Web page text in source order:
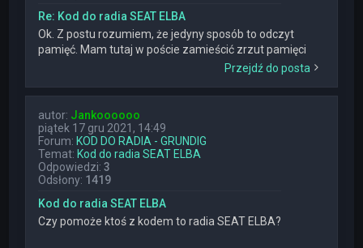
Re: Kod do radia SEAT ELBA
Ok. Z postu rozumiem, że jedyny sposób to odczyt
pamięć. Mam tutaj w poście zamieścić zrzut pamięci
Przejdź do posta
autor: Jankoooooo
piątek 17 gru 2021, 14:49
Forum: KOD DO RADIA - GRUNDIG
Temat: Kod do radia SEAT ELBA
Odpowiedzi:3
Odsłony: 1419
Kod do radia SEAT ELBA
Czy pomoże ktoś z kodem to radia SEAT ELBA?